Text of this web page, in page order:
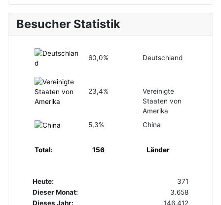
Besucher Statistik
60,0% Deutschland
23,4%
Vereinigte
Staaten von
Amerika
5,3%
China
Total: 156 Länder
Heute:
371
Dieser Monat:
3.658
Dieses Jahr:
146.412